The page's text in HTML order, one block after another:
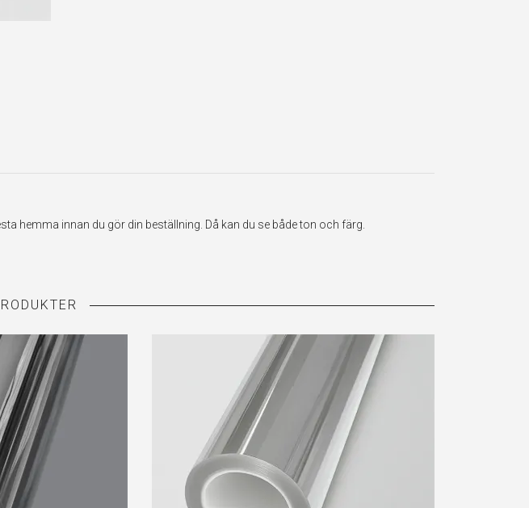
hemma innan du gör din beställning. Då kan du se både ton och färg.